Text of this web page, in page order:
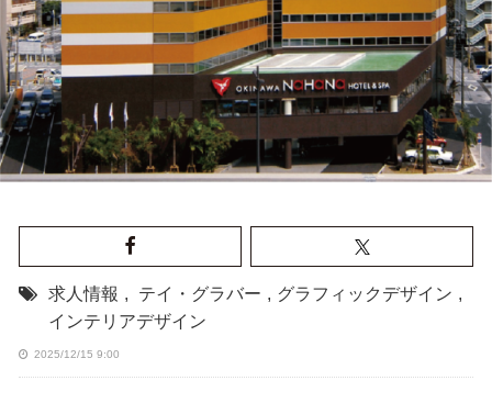
求人情報 , テイ・グラバー , グラフィックデザイン ,
インテリアデザイン
2025/12/15 9:00